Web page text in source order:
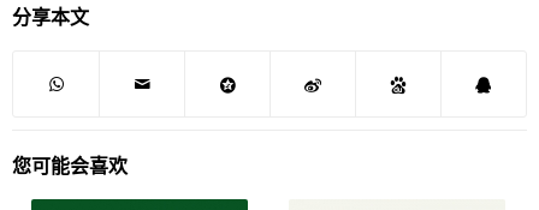
分享本文
您可能会喜欢